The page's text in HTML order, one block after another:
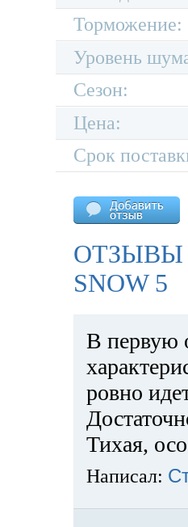
Торможение:
Уровень
Сезон:
Цена:
Срок
ОТЗЫВЫ
SNOW 5
В первую
ровно
Тихая,
Написал: